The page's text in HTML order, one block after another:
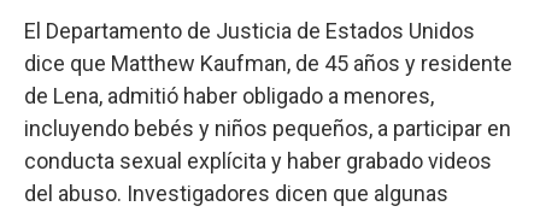
El Departamento de Justicia de Estados Unidos
dice que Matthew Kaufman, de 45 años y residente
de Lena, admitió haber obligado a menores,
incluyendo bebés y niños pequeños, a participar en
conducta sexual explícita y haber grabado videos
del abuso. Investigadores dicen que algunas